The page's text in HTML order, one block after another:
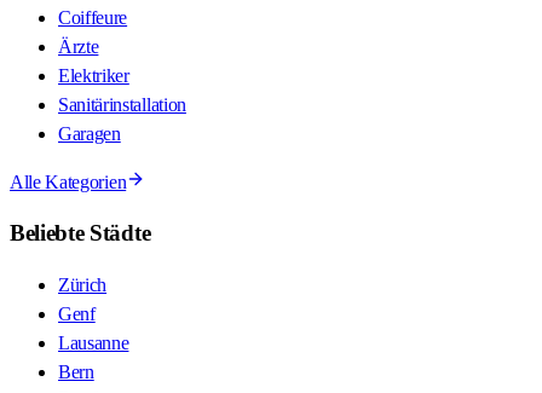
Coiffeure
Ärzte
Elektriker
Sanitärinstallation
Garagen
Alle Kategorien
Beliebte Städte
Zürich
Genf
Lausanne
Bern